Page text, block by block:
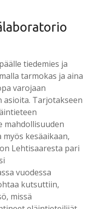
tiedemies ja
tarmokas ja aina
varojaan
asioita. Tarjotakseen
mahdollisuuden
kesäaikaan,
Lehtisaaresta pari
vuodessa
kutsuttiin,
missä